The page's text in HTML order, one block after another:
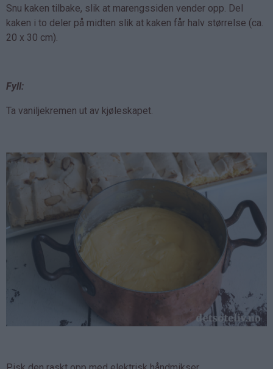
Snu kaken tilbake, slik at marengssiden vender opp. Del
kaken i to deler på midten slik at kaken får halv størrelse (ca.
20 x 30 cm).
Fyll:
Ta vaniljekremen ut av kjøleskapet.